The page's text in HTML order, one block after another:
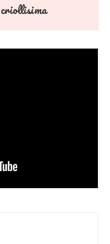
criollisima